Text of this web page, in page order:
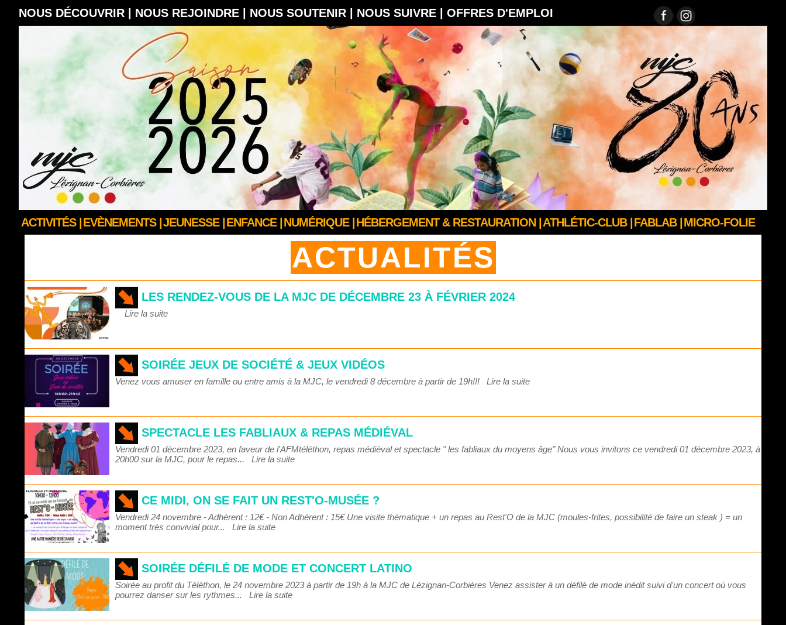
NOUS DÉCOUVRIR | NOUS REJOINDRE | NOUS SOUTENIR | NOUS SUIVRE | OFFRES D'EMPLOI
ACTIVITÉS | EVÈNEMENTS | JEUNESSE | ENFANCE | NUMÉRIQUE | HÉBERGEMENT & RESTAURATION | ATHLÉTIC-CLUB | FABLAB | MICRO-FOLIE
ACTUALITÉS
LES RENDEZ-VOUS DE LA MJC DE DÉCEMBRE 23 À FÉVRIER 2024
Lire la suite
SOIRÉE JEUX DE SOCIÉTÉ & JEUX VIDÉOS
Venez vous amuser en famille ou entre amis à la MJC, le vendredi 8 décembre à partir de 19h!!! Lire la suite
SPECTACLE LES FABLIAUX & REPAS MÉDIÉVAL
Vendredi 01 décembre 2023, en faveur de l'AFMtéléthon, repas médiéval et spectacle " les fabliaux du moyens âge" Nous vous invitons ce vendredi 01 décembre 2023, à
20h00 sur la MJC, pour le repas... Lire la suite
CE MIDI, ON SE FAIT UN REST'O-MUSÉE ?
Vendredi 24 novembre - Adhérent : 12€ - Non Adhérent : 15€ Une visite thématique + un repas au Rest'O de la MJC (moules-frites, possibilité de faire un steak ) = un
moment très convivial pour... Lire la suite
SOIRÉE DÉFILÉ DE MODE ET CONCERT LATINO
Soirée au profit du Téléthon, le 24 novembre 2023 à partir de 19h à la MJC de Lézignan-Corbières Venez assister à un défilé de mode inédit suivi d'un concert où vous
pourrez danser sur les rythmes... Lire la suite